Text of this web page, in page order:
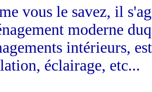
vous le savez, il
moderne
intérieurs,
éclairage, etc...